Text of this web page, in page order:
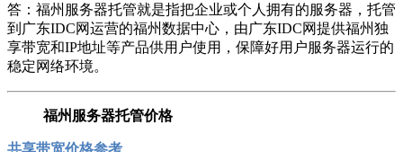
答：福州服务器托管就是指把企业或个人拥有的服务器，托管
到广东IDC网运营的福州数据中心，由广东IDC网提供福州独
享带宽和IP地址等产品供用户使用，保障好用户服务器运行的
稳定网络环境。
福州服务器托管价格
共享带宽价格参考